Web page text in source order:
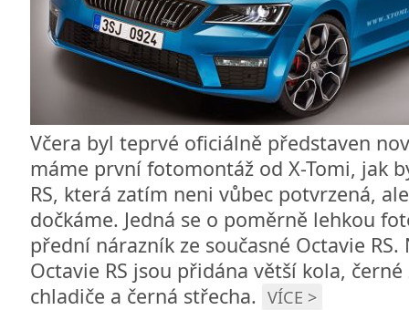
Včera byl teprvé oficiálně představen
máme první fotomontáž od X-Tomi, jak
RS, která zatím neni vůbec potvrzená,
dočkáme. Jedná se o poměrně lehkou
přední nárazník ze současné Octavie
Octavie RS jsou přidána větší kola,
chladiče a černá střecha. VÍCE >